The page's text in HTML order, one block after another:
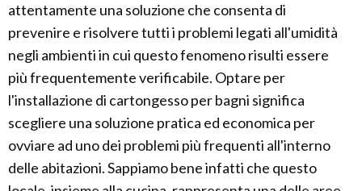
attentamente una soluzione che consenta di
prevenire e risolvere tutti i problemi legati all'umidità
negli ambienti in cui questo fenomeno risulti essere
più frequentemente verificabile. Optare per
l'installazione di cartongesso per bagni significa
scegliere una soluzione pratica ed economica per
ovviare ad uno dei problemi più frequenti all'interno
delle abitazioni. Sappiamo bene infatti che questo